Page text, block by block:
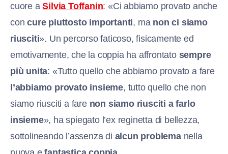
cuore aSilvia Toffanin: «Ci abbiamo provato anche
concure piuttosto importanti, ma non ci siamo
riusciti». Un percorso faticoso, fisicamente ed
emotivamente, che la coppia ha affrontato sempre
più unita: «Tutto quello che abbiamo provato a fare
l’abbiamo provato insieme, tutto quello che non
siamo riusciti a fare non siamo riusciti a farlo
insieme», ha spiegato l’ex reginetta di bellezza,
sottolineando l’assenza di alcun problemanella